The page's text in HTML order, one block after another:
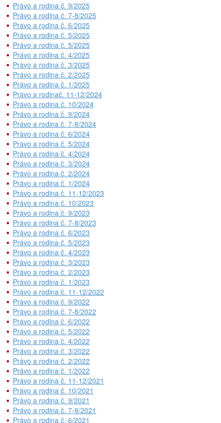
Právo a rodina č. 9/2025
Právo a rodina č. 7-8/2025
Právo a rodina č. 6/2025
Právo a rodina č. 5/2025
Právo a rodina č. 5/2025
Právo a rodina č. 4/2025
Právo a rodina č. 3/2025
Právo a rodina č. 2/2025
Právo a rodina č. 1/2025
Právo a rodinač. 11-12/2024
Právo a rodina č. 10/2024
Právo a rodina č. 9/2024
Právo a rodina č. 7-8/2024
Právo a rodina č. 6/2024
Právo a rodina č. 5/2024
Právo a rodina č. 4/2024
Právo a rodina č. 3/2024
Právo a rodina č. 2/2024
Právo a rodina č. 1/2024
Právo a rodina č. 11-12/2023
Právo a rodina č. 10/2023
Právo a rodina č. 9/2023
Právo a rodina č. 7-8/2023
Právo a rodina č. 6/2023
Právo a rodina č. 5/2023
Právo a rodina č. 4/2023
Právo a rodina č. 3/2023
Právo a rodina č. 2/2023
Právo a rodina č. 1/2023
Právo a rodina č. 11-12/2022
Právo a rodina č. 9/2022
Právo a rodina č. 7-8/2022
Právo a rodina č. 6/2022
Právo a rodina č. 5/2022
Právo a rodina č. 4/2022
Právo a rodina č. 3/2022
Právo a rodina č. 2/2022
Právo a rodina č. 1/2022
Právo a rodina č. 11-12/2021
Právo a rodina č. 10/2021
Právo a rodina č. 9/2021
Právo a rodina č. 7-8/2021
Právo a rodina č. 6/2021